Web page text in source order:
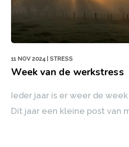
11 NOV 2024| STRESS
Week van de werkstress
Ieder jaar is er weer de
Dit jaar een kleine post van